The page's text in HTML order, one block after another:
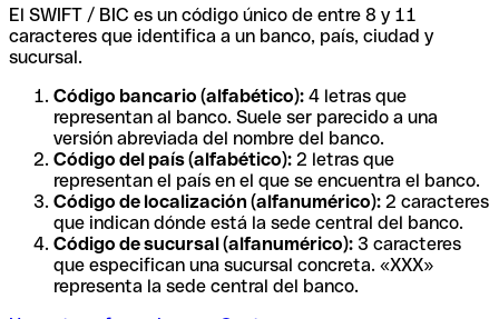
El SWIFT / BIC es un código único de entre 8 y 11
caracteres que identifica a un banco, país, ciudad y
sucursal.
Código bancario (alfabético): 4 letras que
representan al banco. Suele ser parecido a una
versión abreviada del nombre del banco.
Código del país (alfabético): 2 letras que
representan el país en el que se encuentra el banco.
Código de localización (alfanumérico): 2 caracteres
que indican dónde está la sede central del banco.
Código de sucursal (alfanumérico): 3 caracteres
que especifican una sucursal concreta. «XXX»
representa la sede central del banco.